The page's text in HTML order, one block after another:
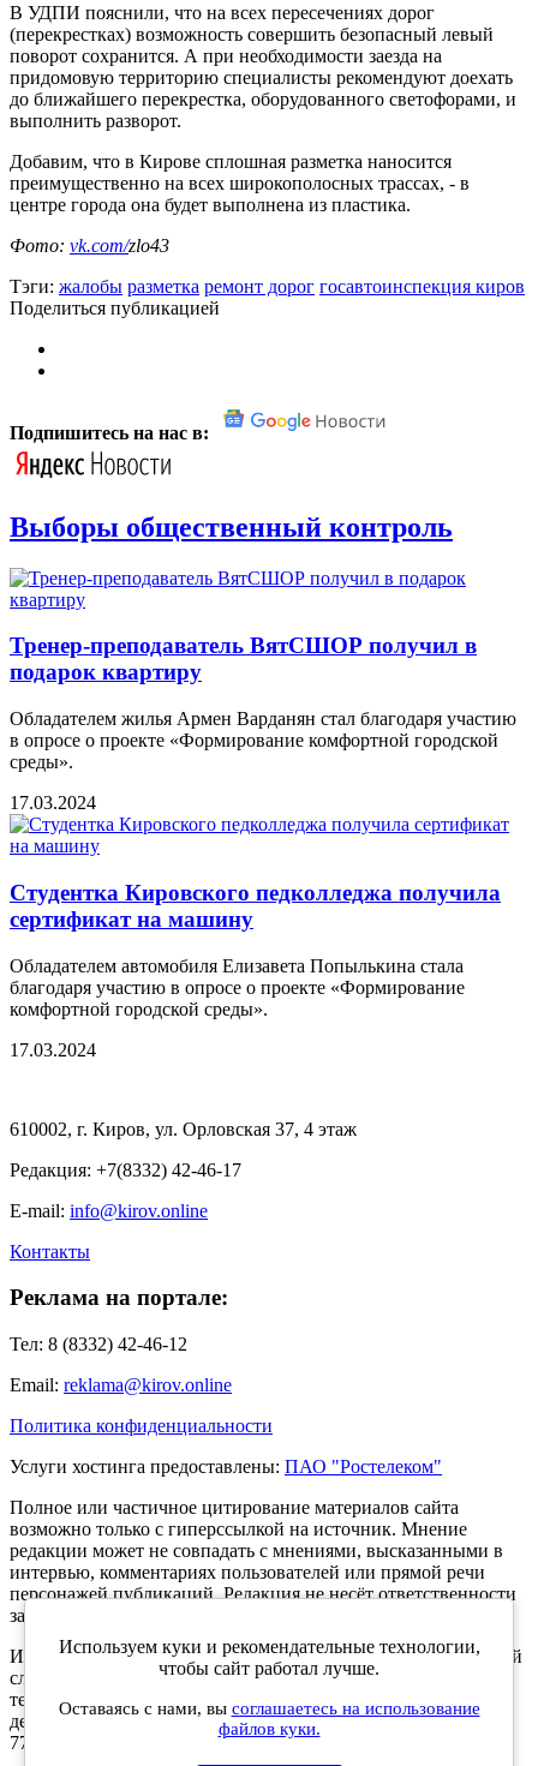
В УДПИ пояснили, что на всех пересечениях дорог
(перекрестках) возможность совершить безопасный левый
поворот сохранится. А при необходимости заезда на
придомовую территорию специалисты рекомендуют доехать
до ближайшего перекрестка, оборудованного светофорами, и
выполнить разворот.
Добавим, что в Кирове сплошная разметка наносится
преимущественно на всех широкополосных трассах, - в
центре города она будет выполнена из пластика.
Фото: vk.com/zlo43
Тэги: жалобы разметка ремонт дорог госавтоинспекция киров
Поделиться публикацией
Подпишитесь на нас в:
Выборы общественный контроль
Тренер-преподаватель ВятСШОР получил в
подарок квартиру
Обладателем жилья Армен Варданян стал благодаря участию
в опросе о проекте «Формирование комфортной городской
среды».
17.03.2024
Студентка Кировского педколледжа получила
сертификат на машину
Обладателем автомобиля Елизавета Попылькина стала
благодаря участию в опросе о проекте «Формирование
комфортной городской среды».
17.03.2024
610002, г. Киров, ул. Орловская 37, 4 этаж
Редакция: +7(8332) 42-46-17
E-mail: info@kirov.online
Контакты
Реклама на портале:
Тел: 8 (8332) 42-46-12
Email: reklama@kirov.online
Политика конфиденциальности
Услуги хостинга предоставлены: ПАО "Ростелеком"
Полное или частичное цитирование материалов сайта
возможно только с гиперссылкой на источник. Мнение
редакции может не совпадать с мнениями, высказанными в
интервью, комментариях пользователей или прямой речи
персонажей публикаций. Редакция не несёт ответственности
за текст комментариев читателей.
Интернет-портал Kirov.online зарегистрирован в Федеральной
службе по надзору в сфере связи, информационных
технологий и массовых коммуникаций (Роскомнадзор) 5
декабря 2019 года. Регистрационный номер ЭЛ № ФС 77 -
77189.
Используем куки и рекомендательные технологии,
чтобы сайт работал лучше.
Оставаясь с нами, вы соглашаетесь на использование
файлов куки.